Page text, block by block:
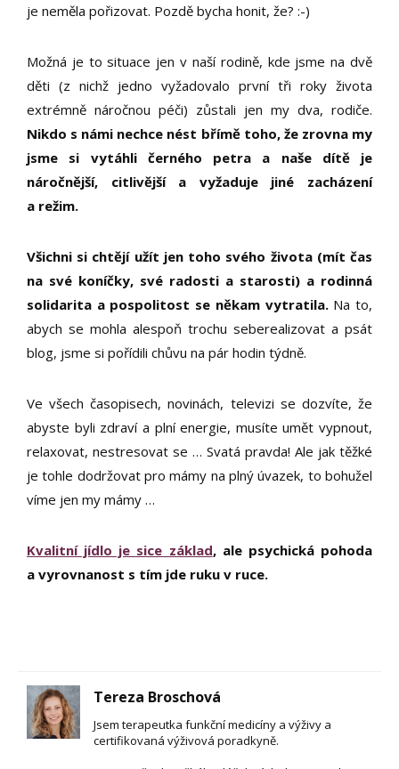
je neměla pořizovat. Pozdě bycha honit, že? :-)
Možná je to situace jen v naší rodině, kde jsme na dvě
děti (z nichž jedno vyžadovalo první tři roky života
extrémně náročnou péči) zůstali jen my dva, rodiče.
Nikdo s námi nechce nést břímě toho, že zrovna my
jsme si vytáhli černého petra a naše dítě je
náročnější, citlivější a vyžaduje jiné zacházení
a režim.
Všichni si chtějí užít jen toho svého života (mít čas
na své koníčky, své radosti a starosti) a rodinná
solidarita a pospolitost se někam vytratila.Na to,
abych se mohla alespoň trochu seberealizovat a psát
blog, jsme si pořídili chůvu na pár hodin týdně.
Ve všech časopisech, novinách, televizi se dozvíte, že
abyste byli zdraví a plní energie, musíte umět vypnout,
relaxovat, nestresovat se … Svatá pravda! Ale jak těžké
je tohle dodržovat pro mámy na plný úvazek, to bohužel
víme jen my mámy …
Kvalitní jídlo je sice základ, ale psychická pohoda
a vyrovnanost s tím jde ruku v ruce.
Tereza Broschová
Jsem terapeutka funkční medicíny a výživy a
certifikovaná výživová poradkyně.